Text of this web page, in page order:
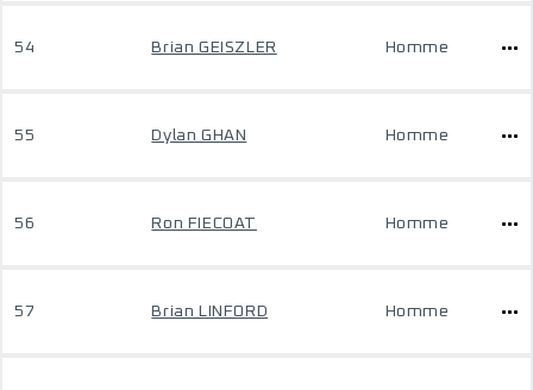
54 Brian GEISZLER Homme
55 Dylan GHAN Homme
56 Ron FIECOAT Homme
57 Brian LINFORD Homme